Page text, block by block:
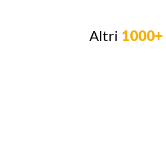
Altri 1000+